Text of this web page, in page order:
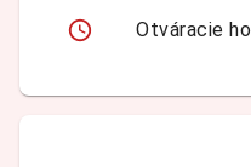
Otváracie